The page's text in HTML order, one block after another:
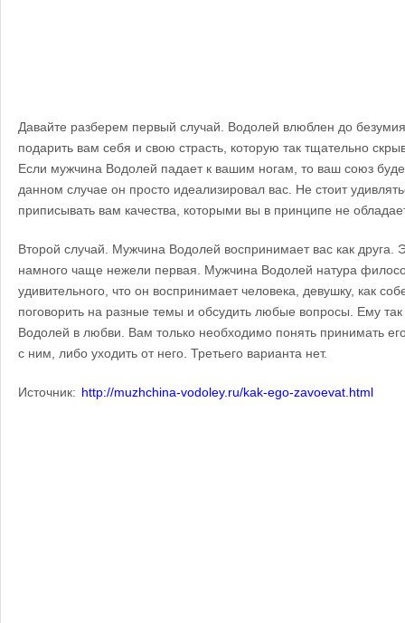
Давайте разберем первый случай. Водолей влюблен до
подарить вам себя и свою страсть, которую так тщательно
Если мужчина Водолей падает к вашим ногам, то ваш союз
данном случае он просто идеализировал вас. Не стоит
приписывать вам качества, которыми вы в принципе не
Второй случай. Мужчина Водолей воспринимает вас как друга.
намного чаще нежели первая. Мужчина Водолей натура
удивительного, что он воспринимает человека, девушку, как
поговорить на разные темы и обсудить любые вопросы. Ему
Водолей в любви. Вам только необходимо понять принимать его
с ним, либо уходить от него. Третьего варианта нет.
Источник: http://muzhchina-vodoley.ru/kak-ego-zavoevat.html